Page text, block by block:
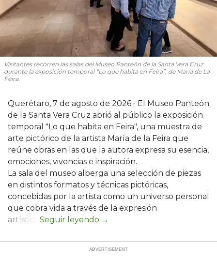
Visitantes recorren las salas del Museo Panteón de la Santa Vera Cruz
durante la exposición temporal “Lo que habita en Feira”, de María de La
Feira.
Querétaro, 7 de agosto de 2026.- El Museo Panteón
de la Santa Vera Cruz abrió al público la exposición
temporal "Lo que habita en Feira", una muestra de
arte pictórico de la artista María de la Feira que
reúne obras en las que la autora expresa su esencia,
emociones, vivencias e inspiración.
La sala del museo alberga una selección de piezas
en distintos formatos y técnicas pictóricas,
concebidas por la artista como un universo personal
que cobra vida a través de la expresión
artística.